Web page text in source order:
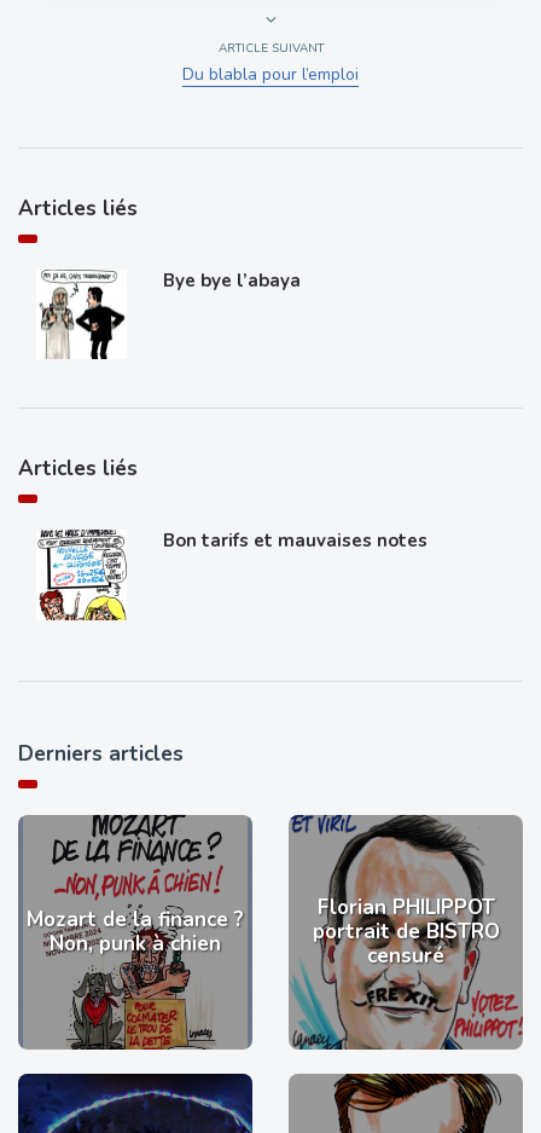
ARTICLE SUIVANT
Du blabla pour l’emploi
Articles liés
Bye bye l’abaya
Articles liés
Bon tarifs et mauvaises notes
Derniers articles
Mozart de la finance ?
Non, punk à chien
Florian PHILIPPOT
portrait de BISTRO
censuré